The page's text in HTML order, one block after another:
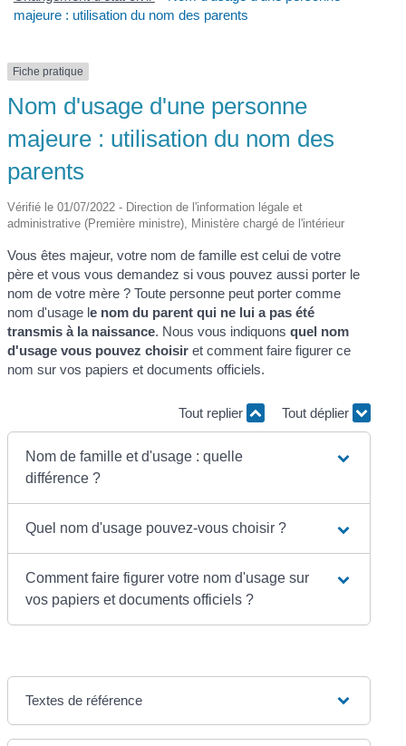
majeure : utilisation du nom des parents
Fiche pratique
Nom d'usage d'une personne
majeure : utilisation du nom des
parents
Vérifié le 01/07/2022 - Direction de l'information légale et
administrative (Première ministre), Ministère chargé de l'intérieur
Vous êtes majeur, votre nom de famille est celui de votre
père et vous vous demandez si vous pouvez aussi porter le
nom de votre mère ? Toute personne peut porter comme
nom d'usage le nom du parent qui ne lui a pas été
transmis à la naissance. Nous vous indiquonsquel nom
d'usage vous pouvez choisir et comment faire figurer ce
nom sur vos papiers et documents officiels.
Tout replier Tout déplier
Nom de famille et d'usage : quelle
différence ?
Quel nom d'usage pouvez-vous choisir ?
Comment faire figurer votre nom d'usage sur
vos papiers et documents officiels ?
Textes de référence